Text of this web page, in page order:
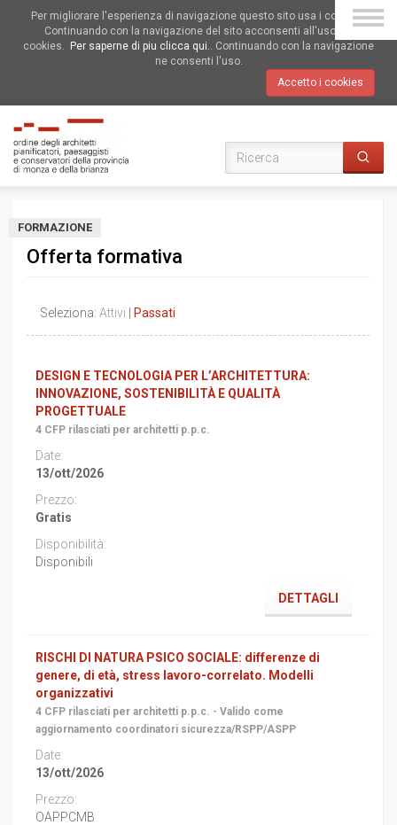
Per migliorare l'esperienza di navigazione questo sito usa i cookies.
Continuando con la navigazione del sito acconsenti all'uso dei
cookies.
Per saperne di piu clicca qui.. Continuando con la navigazione
ne consenti l'uso.
Accetto i cookies
FORMAZIONE
Offerta formativa
Seleziona: Attivi Passati
DESIGN E TECNOLOGIA PER L’ARCHITETTURA:
INNOVAZIONE, SOSTENIBILITÀ E QUALITÀ
PROGETTUALE
4 CFP rilasciati per architetti p.p.c.
13/ott/2026
Gratis
Disponibili
DETTAGLI
RISCHI DI NATURA PSICO SOCIALE: differenze di
genere, di età, stress lavoro-correlato. Modelli
organizzativi
4 CFP rilasciati per architetti p.p.c. - Valido come
aggiornamento coordinatori sicurezza/RSPP/ASPP
13/ott/2026
OAPPCMB